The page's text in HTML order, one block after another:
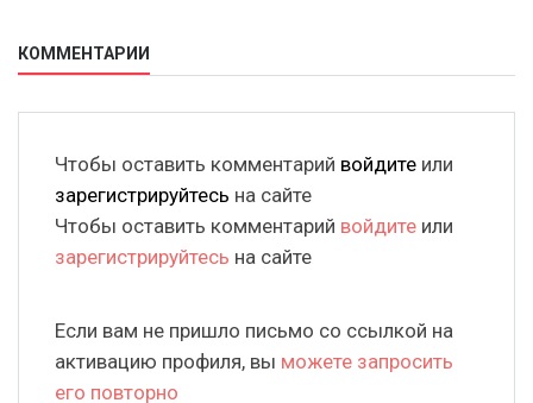
КОММЕНТАРИИ
Чтобы оставить комментарий войдите или
зарегистрируйтесь на сайте
Чтобы оставить комментарий войдите или
зарегистрируйтесь на сайте
Если вам не пришло письмо со ссылкой на
активацию профиля, вы можете запросить
его повторно